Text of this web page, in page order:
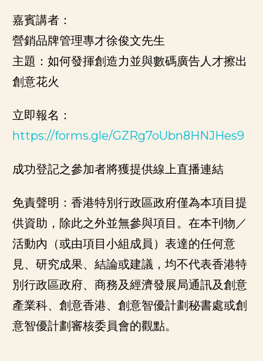
嘉賓講者：
營銷品牌管理專才徐俊文先生
主題：如何發揮創造力並與數碼廣告人才擦出
創意花火
立即報名：
https://forms.gle/GZRg7oUbn8HNJHes9
成功登記之參加者將獲提供線上直播連結
免責聲明：香港特別行政區政府僅為本項目提
供資助，除此之外並無參與項目。在本刊物／
活動內（或由項目小組成員）表達的任何意
見、研究成果、結論或建議，均不代表香港特
別行政區政府、商務及經濟發展局通訊及創意
產業科、創意香港、創意智優計劃秘書處或創
意智優計劃審核委員會的觀點。